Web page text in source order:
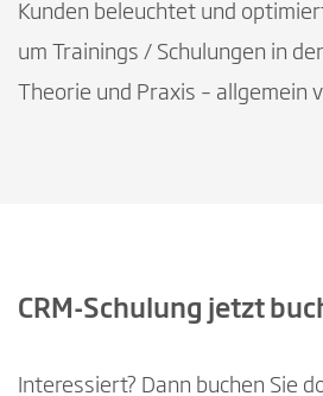
Kunden beleuchtet und
um Trainings / Schulungen in
Theorie und Praxis –
CRM-Schulung jetzt
Interessiert? Dann buchen Sie